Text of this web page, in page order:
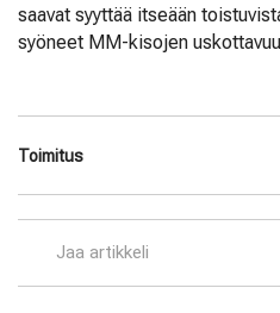
saavat syyttää itseään
syöneet MM-kisojen
Toimitus
Jaa artikkeli